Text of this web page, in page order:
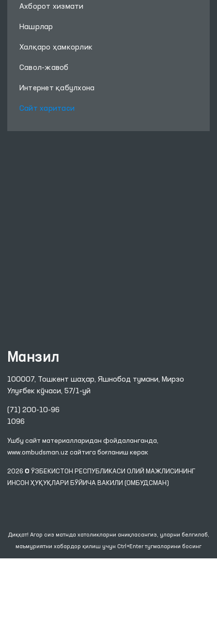
Ахборот хизмати
Нашрлар
Халқаро ҳамкорлик
Савол-жавоб
Интернет қабулхона
Сайт харитаси
Манзил
100007, Тошкент шаҳар, Яшнобод тумани, Мирзо
Улуғбек кўчаси, 57/1-уй
(71) 200-10-96
1096
Ушбу сайт материалларидан фойдаланганда,
www.ombudsman.uz сайтига боғланиш керак
2026 © ЎЗБЕКИСТОН РЕСПУБЛИКАСИ ОЛИЙ МАЖЛИСИНИНГ
ИНСОН ҲУҚУҚЛАРИ БЎЙИЧА ВАКИЛИ (ОМБУДСМАН)
Диққат! Агар сиз матнда хатоликларни аниқласангиз, уларни белгилаб,
маъмуриятни хабардор қилиш учун Ctrl+Enter тугмаларини босинг